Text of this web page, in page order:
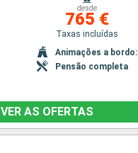
desde
765 €
Taxas incluídas
Animações a bordo:
Pensão completa
VER AS OFERTAS